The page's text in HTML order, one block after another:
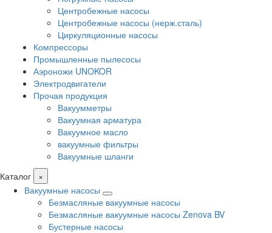
Центробежные насосы
Центробежные насосы (нерж.сталь)
Циркуляционные насосы
Компрессоры
Промышленные пылесосы
Аэроножи UNOKOR
Электродвигатели
Прочая продукция
Вакуумметры
Вакуумная арматура
Вакуумное масло
вакуумные фильтры
Вакуумные шланги
Каталог
×
Вакуумные насосы
Безмасляные вакуумные насосы
Безмасляные вакуумные насосы Zenova BV
Бустерные насосы